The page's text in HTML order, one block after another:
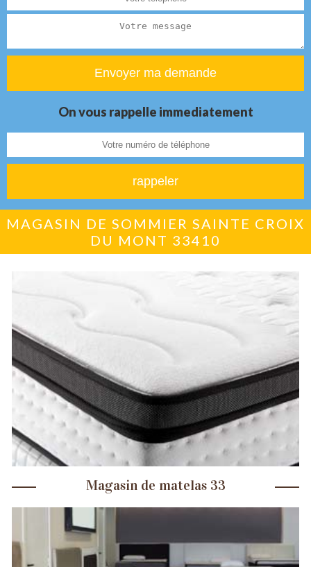
On vous rappelle immediatement
MAGASIN DE SOMMIER SAINTE CROIX
DU MONT 33410
Magasin de matelas 33